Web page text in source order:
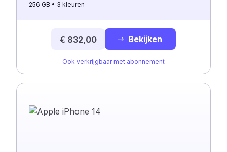
256 GB
3 kleuren
€ 832,00 Bekijken
Ook verkrijgbaar met abonnement